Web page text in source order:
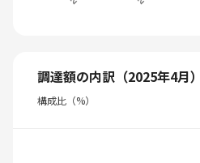
調達額の内訳（2025年4月）
構成比（%）